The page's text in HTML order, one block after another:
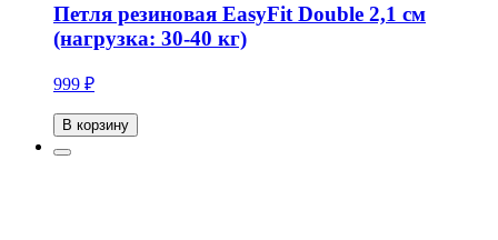
Петля резиновая EasyFit Double 2,1 см
(нагрузка: 30-40 кг)
999 ₽
В корзину